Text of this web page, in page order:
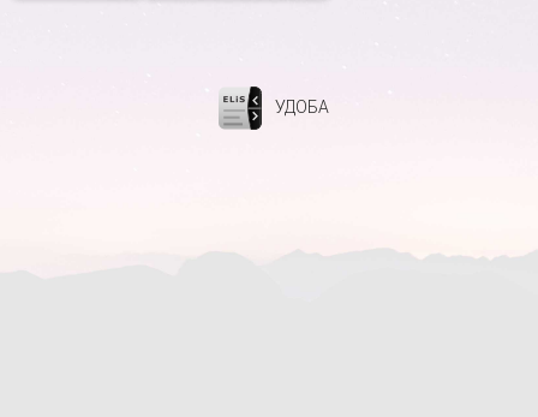
УДОБА